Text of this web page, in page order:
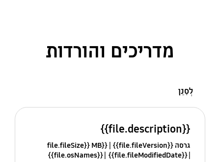
מדריכים והורדות
לְסַנֵן
{{file.description}}
גרסה {{file.fileVersion}}
{{file.fileSize}} MB
{{file.fileModifiedDate}}
{{file.osNames}}